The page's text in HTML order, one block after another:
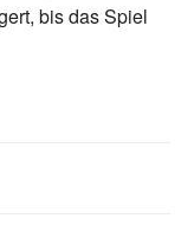
bis das Spiel